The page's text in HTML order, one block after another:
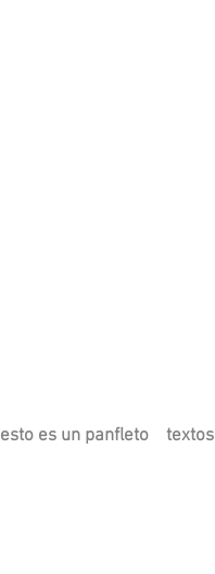
esto es un panfleto textos